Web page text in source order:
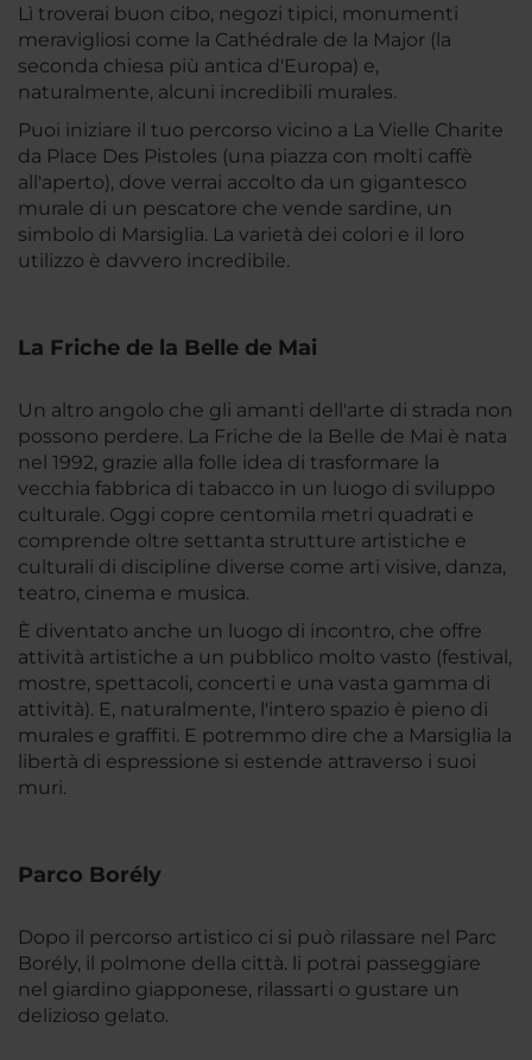
Lì troverai buon cibo, negozi tipici, monumenti
meravigliosi come la Cathédrale de la Major (la
seconda chiesa più antica d'Europa) e,
naturalmente, alcuni incredibili murales.
Puoi iniziare il tuo percorso vicino a La Vielle Charite
da Place Des Pistoles (una piazza con molti caffè
all'aperto), dove verrai accolto da un gigantesco
murale di un pescatore che vende sardine, un
simbolo di Marsiglia. La varietà dei colori e il loro
utilizzo è davvero incredibile.
La Friche de la Belle de Mai
Un altro angolo che gli amanti dell'arte di strada non
possono perdere. La Friche de la Belle de Mai è nata
nel 1992, grazie alla folle idea di trasformare la
vecchia fabbrica di tabacco in un luogo di sviluppo
culturale. Oggi copre centomila metri quadrati e
comprende oltre settanta strutture artistiche e
culturali di discipline diverse come arti visive, danza,
teatro, cinema e musica.
È diventato anche un luogo di incontro, che offre
attività artistiche a un pubblico molto vasto (festival,
mostre, spettacoli, concerti e una vasta gamma di
attività). E, naturalmente, l'intero spazio è pieno di
murales e graffiti. E potremmo dire che a Marsiglia la
libertà di espressione si estende attraverso i suoi
muri.
Parco Borély
Dopo il percorso artistico ci si può rilassare nel Parc
Borély, il polmone della città. li potrai passeggiare
nel giardino giapponese, rilassarti o gustare un
delizioso gelato.